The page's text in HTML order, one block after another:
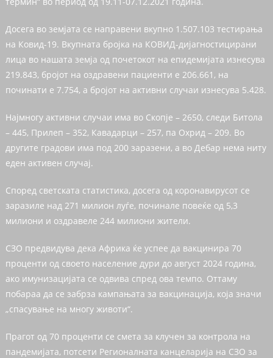
Досега во земјата се направени вкупно 1.507.103 тестирања
на Ковид-19. Вкупната бројка на КОВИД-дијагностицирани
лица во нашата земја од почетокот на епидемијата изнесува
219.843, бројот на оздравени пациенти е 206.661, на
починати е 7.754, а бројот на активни случаи изнесува 5.428.
Најмногу активни случаи има во Скопје – 2650, следи Битола
– 445, Прилеп – 352, Кавадарци – 257, па Охрид – 209. Во
другите градови има под 200 заразени, а во Дебар нема ниту
еден активен случај.
Според светската статистика, досега од коронавирусот се
заразиле над 271 милион луѓе, починале повеќе од 5,3
милиони и оздравеле 244 милиони жители.
СЗО предвидува дека Африка ќе успее да вакцинира 70
проценти од своето население дури до август 2024 година,
ако имунизацијата се одвива спред ова темпо. Оттаму
побараа да се забрза кампањата за вакцинација, која значи
„спасување на многу животи“.
Прагот од 70 проценти се смета за клучен за контрола на
пандемијата, потсети Регионалната канцеларија на СЗО за